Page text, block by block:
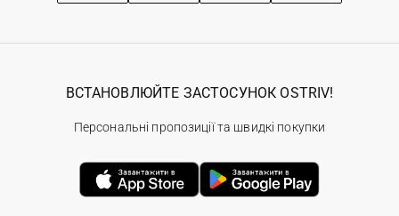
ВСТАНОВЛЮЙТЕ ЗАСТОСУНОК OSTRIV!
Персональні пропозиції та швидкі покупки